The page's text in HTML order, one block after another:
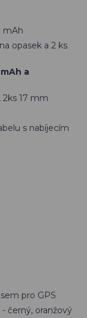
mAh
opasek a 2 ks
a
2ks 17 mm
s nabíjecím
pro GPS
černý, oranžový